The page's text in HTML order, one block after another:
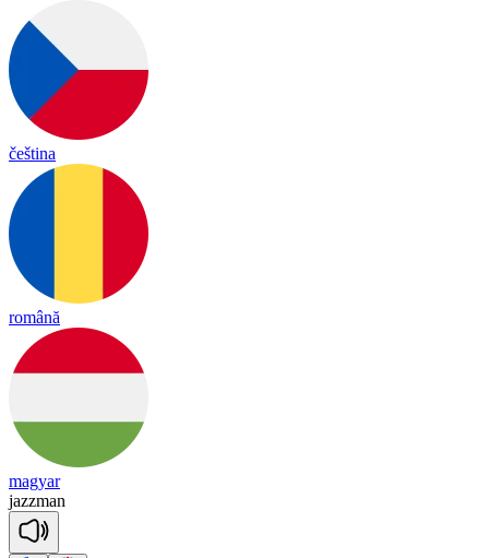
čeština
română
magyar
jazzman